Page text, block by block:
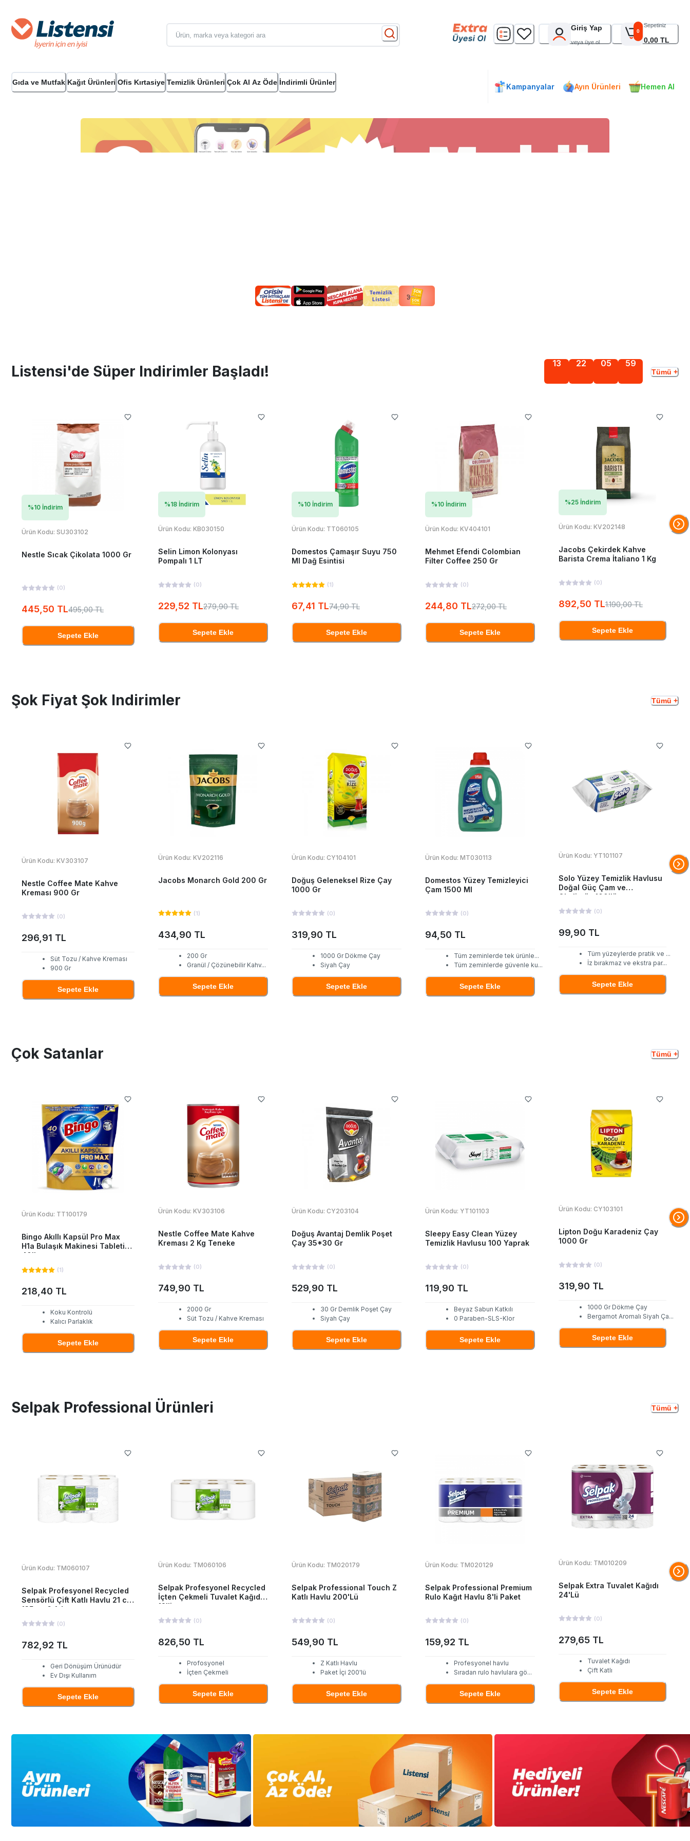
Giriş Yap
veya üye ol
0
Sepetiniz
0,00 TL
Gıda ve Mutfak Kağıt Ürünleri Ofis Kırtasiye Temizlik Ürünleri Çok Al Az Öde İndirimli Ürünler Kampanyalar Ayın Ürünleri Hemen Al
Listensi'de Süper Indirimler Başladı! 13
Gün
22
Saat
05
Dakika
58
Saniye
Tümü +
%10 İndirim
Ürün Kodu: SU303102
Nestle Sıcak Çikolata 1000 Gr
(0)
445,50 TL495,00 TL
Sepete Ekle
%18 İndirim
Ürün Kodu: KB030150
Selin Limon Kolonyası
Pompalı 1 LT
(0)
229,52 TL279,90 TL
Sepete Ekle
%10 İndirim
Ürün Kodu: TT060105
Domestos Çamaşır Suyu 750
Ml Dağ Esintisi
(1)
67,41 TL74,90 TL
Sepete Ekle
%10 İndirim
Ürün Kodu: KV404101
Mehmet Efendi Colombian
Filter Coffee 250 Gr
(0)
244,80 TL272,00 TL
Sepete Ekle
%25 İndirim
Ürün Kodu: KV202148
Jacobs Çekirdek Kahve
Barista Crema İtaliano 1 Kg
(0)
892,50 TL1.190,00 TL
Sepete Ekle
Şok Fiyat Şok Indirimler Tümü +
Ürün Kodu: KV303107
Nestle Coffee Mate Kahve
Kreması 900 Gr
(0)
296,91 TL
Süt Tozu / Kahve Kreması
900 Gr
Sepete Ekle
Ürün Kodu: KV202116
Jacobs Monarch Gold 200 Gr
(1)
434,90 TL
200 Gr
Granül / Çözünebilir Kahv...
Sepete Ekle
Ürün Kodu: CY104101
Doğuş Geleneksel Rize Çay
1000 Gr
(0)
319,90 TL
1000 Gr Dökme Çay
Siyah Çay
Sepete Ekle
Ürün Kodu: MT030113
Domestos Yüzey Temizleyici
Çam 1500 Ml
(0)
94,50 TL
Tüm zeminlerde tek ürünle...
Tüm zeminlerde güvenle ku...
Sepete Ekle
Ürün Kodu: YT101107
Solo Yüzey Temizlik Havlusu
Doğal Güç Çam ve
Okaliptüs 100'lü
(0)
99,90 TL
Tüm yüzeylerde pratik ve ...
İz bırakmaz ve ekstra par...
Sepete Ekle
Çok Satanlar Tümü +
Ürün Kodu: TT100179
Bingo Akıllı Kapsül Pro Max
H1a Bulaşık Makinesi Tableti
40'Lı
(1)
218,40 TL
Koku Kontrolü
Kalıcı Parlaklık
Sepete Ekle
Ürün Kodu: KV303106
Nestle Coffee Mate Kahve
Kreması 2 Kg Teneke
(0)
749,90 TL
2000 Gr
Süt Tozu / Kahve Kreması
Sepete Ekle
Ürün Kodu: CY203104
Doğuş Avantaj Demlik Poşet
Çay 35*30 Gr
(0)
529,90 TL
30 Gr Demlik Poşet Çay
Siyah Çay
Sepete Ekle
Ürün Kodu: YT101103
Sleepy Easy Clean Yüzey
Temizlik Havlusu 100 Yaprak
(0)
119,90 TL
Beyaz Sabun Katkılı
0 Paraben-SLS-Klor
Sepete Ekle
Ürün Kodu: CY103101
Lipton Doğu Karadeniz Çay
1000 Gr
(0)
319,90 TL
1000 Gr Dökme Çay
Bergamot Aromalı Siyah Ça...
Sepete Ekle
Selpak Professional Ürünleri Tümü +
Ürün Kodu: TM060107
Selpak Profesyonel Recycled
Sensörlü Çift Katlı Havlu 21 cm
135 mt 6 Adet
(0)
782,92 TL
Geri Dönüşüm Ürünüdür
Ev Dışı Kullanım
Sepete Ekle
Ürün Kodu: TM060106
Selpak Profesyonel Recycled
İçten Çekmeli Tuvalet Kağıdı
12'li
(0)
826,50 TL
Profosyonel
İçten Çekmeli
Sepete Ekle
Ürün Kodu: TM020179
Selpak Professional Touch Z
Katlı Havlu 200'Lü
(0)
549,90 TL
Z Katlı Havlu
Paket İçi 200'lü
Sepete Ekle
Ürün Kodu: TM020129
Selpak Professional Premium
Rulo Kağıt Havlu 8'li Paket
(0)
159,92 TL
Profesyonel havlu
Sıradan rulo havlulara gö...
Sepete Ekle
Ürün Kodu: TM010209
Selpak Extra Tuvalet Kağıdı
24'Lü
(0)
279,65 TL
Tuvalet Kağıdı
Çift Katlı
Sepete Ekle